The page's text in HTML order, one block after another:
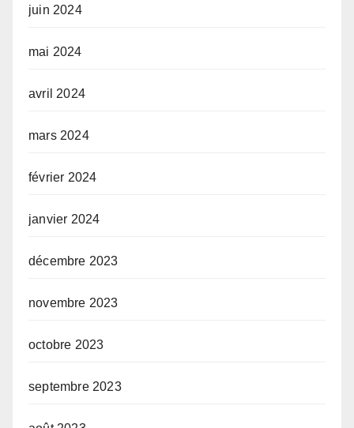
juin 2024
mai 2024
avril 2024
mars 2024
février 2024
janvier 2024
décembre 2023
novembre 2023
octobre 2023
septembre 2023